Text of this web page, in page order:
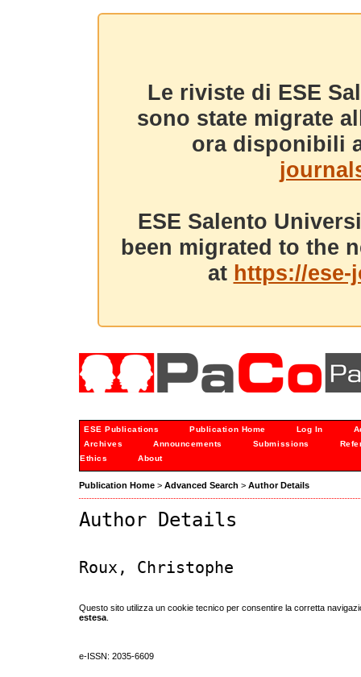
Le riviste di ESE
sono state migrate
ora disponibili
ESE Salento
been migrated to the
at https://
ESE Publications Publication Home Log In
Archives
Announcements Submissions
Ethics
About
Publication Home > Advanced Search > Author Details
Author Details
Roux, Christophe
Questo sito utilizza un cookie tecnico per consentire la corretta
estesa
e-ISSN: 2035-6609